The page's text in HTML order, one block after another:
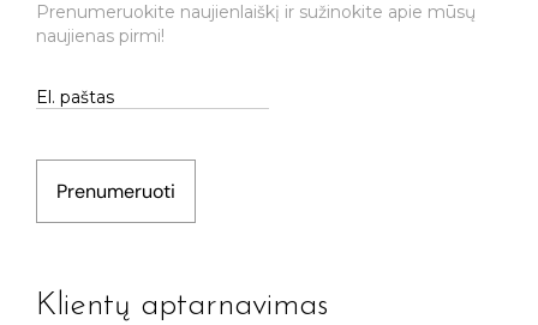
Prenumeruokite naujienlaiškį ir sužinokite apie mūsų
naujienas pirmi!
Prenumeruoti
Klientų aptarnavimas